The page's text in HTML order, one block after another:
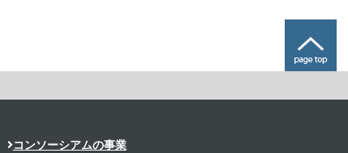
コンソーシアムの事業